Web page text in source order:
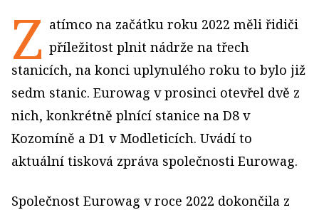
Z atímco na začátku roku 2022 měli řidiči
příležitost plnit nádrže na třech
stanicích, na konci uplynulého roku to bylo již
sedm stanic. Eurowag v prosinci otevřel dvě z
nich, konkrétně plnící stanice na D8 v
Kozomíně a D1 v Modleticích. Uvádí to
aktuální tisková zpráva společnosti Eurowag.
Společnost Eurowag v roce 2022 dokončila z